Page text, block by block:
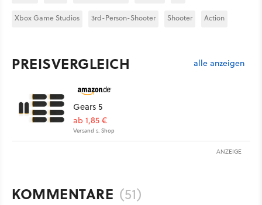
Xbox Game Studios 3rd-Person-Shooter Shooter Action
PREISVERGLEICH alle anzeigen
Gears 5
ab 1,85 €
Versand s. Shop
ANZEIGE
KOMMENTARE (51)